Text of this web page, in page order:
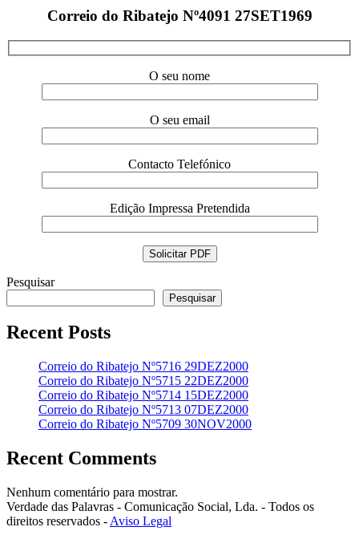
Correio do Ribatejo Nº4091 27SET1969
O seu nome
O seu email
Contacto Telefónico
Edição Impressa Pretendida
Pesquisar
Pesquisar
Recent Posts
Correio do Ribatejo Nº5716 29DEZ2000
Correio do Ribatejo Nº5715 22DEZ2000
Correio do Ribatejo Nº5714 15DEZ2000
Correio do Ribatejo Nº5713 07DEZ2000
Correio do Ribatejo Nº5709 30NOV2000
Recent Comments
Nenhum comentário para mostrar.
Verdade das Palavras - Comunicação Social, Lda. - Todos os
direitos reservados - Aviso Legal